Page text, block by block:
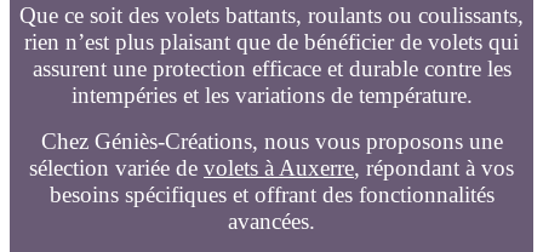
Que ce soit des volets battants, roulants ou coulissants,
rien n’est plus plaisant que de bénéficier de volets qui
assurent une protection efficace et durable contre les
intempéries et les variations de température.
Chez Géniès-Créations, nous vous proposons une
sélection variée de volets à Auxerre, répondant à vos
besoins spécifiques et offrant des fonctionnalités
avancées.